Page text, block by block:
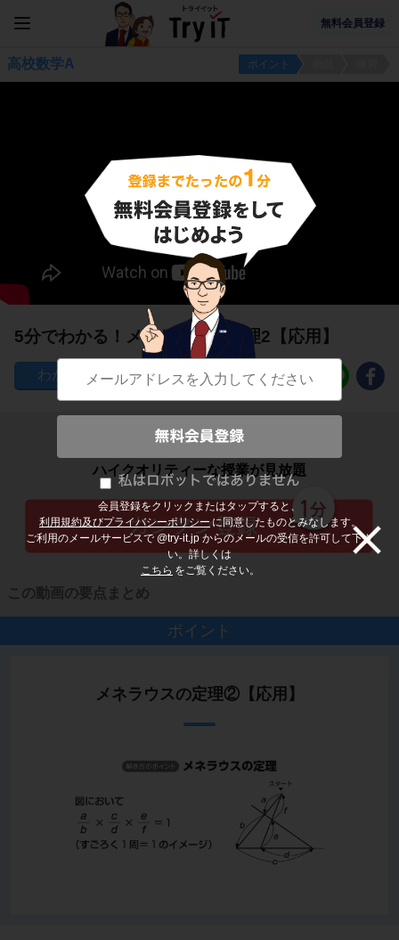
無料会員登録
会員登録をクリックまたはタップすると、
利用規約及びプライバシーポリシー に同意したものとみなします。
ご利用のメールサービスで @try-it.jp からのメールの受信を許可して下さ
い。詳しくは
こちら をご覧ください。
高校数学A ポイント
5分でわかる！メネラウスの定理2【応用】
108
子どもの勉強から大人の学び直しまで
ハイクオリティーな授業が見放題
この動画の要点まとめ
ポイント
メネラウスの定理②【応用】